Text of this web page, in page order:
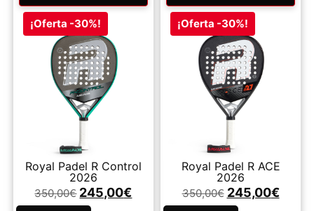
¡Oferta -30%!
Royal Padel R Control
2026
350,00€ 245,00€
¡Oferta -30%!
Royal Padel R ACE
2026
350,00€ 245,00€